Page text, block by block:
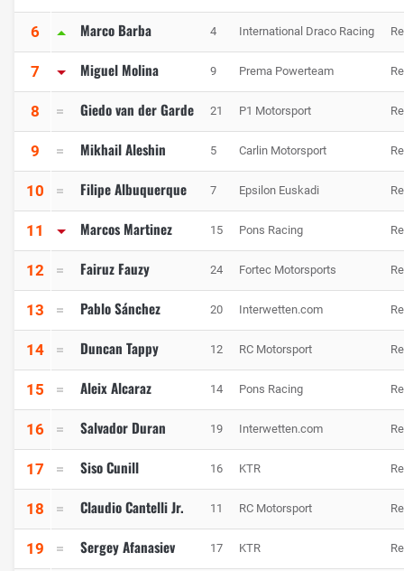
6 Marco Barba 4 International Draco Racing
7 Miguel Molina 9 Prema Powerteam
8 Giedo van der Garde 21 P1 Motorsport
9 Mikhail Aleshin 5 Carlin Motorsport
10 Filipe Albuquerque 7 Epsilon Euskadi
11 Marcos Martinez 15 Pons Racing
12 Fairuz Fauzy 24 Fortec Motorsports
13 Pablo Sánchez 20 Interwetten.com
14 Duncan Tappy 12 RC Motorsport
15 Aleix Alcaraz 14 Pons Racing
16 Salvador Duran 19 Interwetten.com
17 Siso Cunill 16 KTR
18 Claudio Cantelli Jr. 11 RC Motorsport
19 Sergey Afanasiev 17 KTR